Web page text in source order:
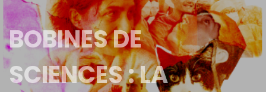
BOBINES DE
SCIENCES : LA